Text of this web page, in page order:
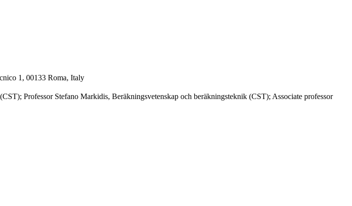
1, 00133 Roma, Italy
Professor Stefano Markidis, Beräkningsvetenskap och beräkningsteknik (CST); Associate professor